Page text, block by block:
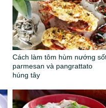
Cách làm tôm hùm nướng
parmesan và pangrattato
húng tây